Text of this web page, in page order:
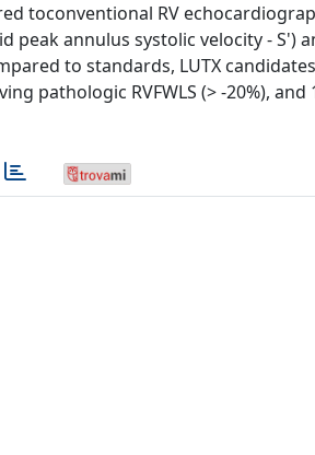
toconventional RV
peak annulus systolic velocity - S')
to standards, LUTX
pathologic RVFWLS (> -20%), and